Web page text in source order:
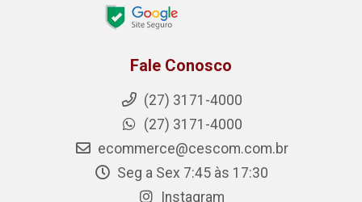
Fale Conosco
(27) 3171-4000
(27) 3171-4000
ecommerce@cescom.com.br
Seg a Sex 7:45 às 17:30
Instagram